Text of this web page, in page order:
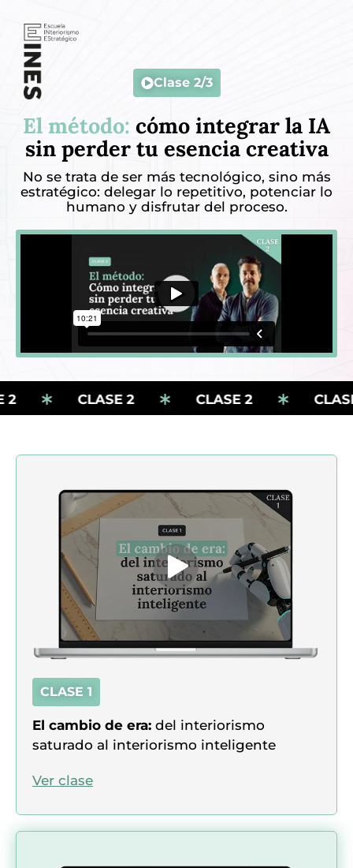
Clase 2/3
El método: cómo integrar la IA
sin perder tu esencia creativa
No se trata de ser más tecnológico, sino más
estratégico: delegar lo repetitivo, potenciar lo
humano y disfrutar del proceso.
CLASE 2 CLASE 2
CLASE 1
El cambio de era: del interiorismo
saturado al interiorismo inteligente
Ver clase